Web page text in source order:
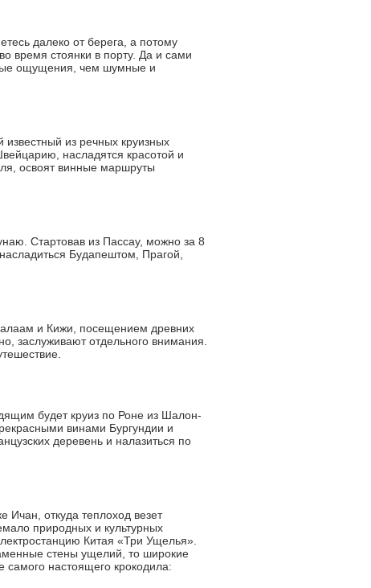
далеко от берега, а потому
время стоянки в порту. Да и сами
ощущения, чем шумные и
из речных круизных
насладятся красотой и
освоят винные маршруты
Стартовав из Пассау, можно за 8
Будапештом, Прагой,
и Кижи, посещением древних
заслуживают отдельного внимания.
будет круиз по Роне из Шалон-
винами Бургундии и
деревень и налазиться по
Ичан, откуда теплоход везет
природных и культурных
Китая «Три Ущелья».
стены ущелий, то широкие
самого настоящего крокодила: